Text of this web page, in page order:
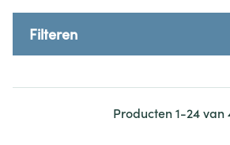
Filteren
Producten1-24van